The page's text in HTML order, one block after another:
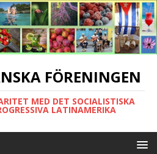
FÖRENINGEN
MED DET SOCIALISTISKA
LATINAMERIKA